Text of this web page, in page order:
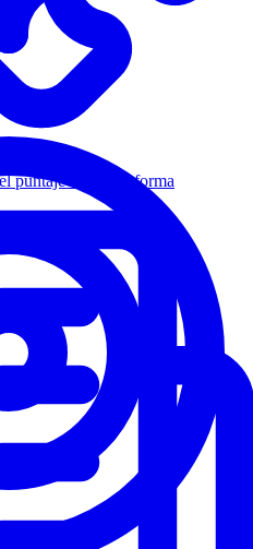
puntaje a su plataforma